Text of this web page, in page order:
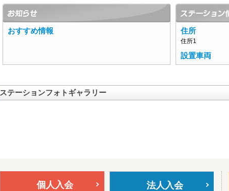
おすすめ情報 住所
住所1
設置車両
ステーションフォトギャラリー
個人入会 法人入会